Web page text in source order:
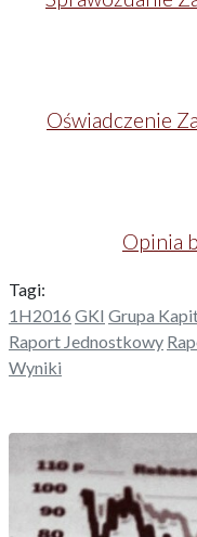
Oświadczenie
Opinia
Tagi:
1H2016 GKI Grupa
Raport Jednostkowy
Wyniki